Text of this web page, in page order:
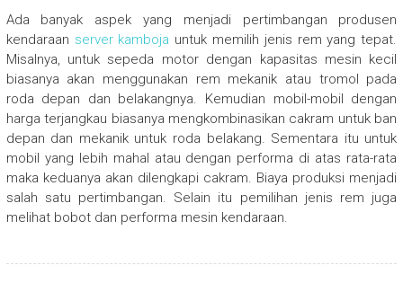
Ada banyak aspek yang menjadi pertimbangan produsen
kendaraan server kamboja untuk memilih jenis rem yang tepat.
Misalnya, untuk sepeda motor dengan kapasitas mesin kecil
biasanya akan menggunakan rem mekanik atau tromol pada
roda depan dan belakangnya. Kemudian mobil-mobil dengan
harga terjangkau biasanya mengkombinasikan cakram untuk ban
depan dan mekanik untuk roda belakang. Sementara itu untuk
mobil yang lebih mahal atau dengan performa di atas rata-rata
maka keduanya akan dilengkapi cakram. Biaya produksi menjadi
salah satu pertimbangan. Selain itu pemilihan jenis rem juga
melihat bobot dan performa mesin kendaraan.